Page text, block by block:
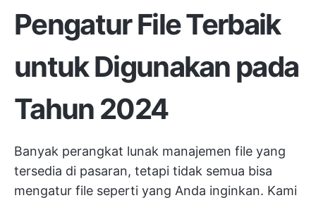
Pengatur File Terbaik
untuk Digunakan pada
Tahun 2024
Banyak perangkat lunak manajemen file yang
tersedia di pasaran, tetapi tidak semua bisa
mengatur file seperti yang Anda inginkan. Kami